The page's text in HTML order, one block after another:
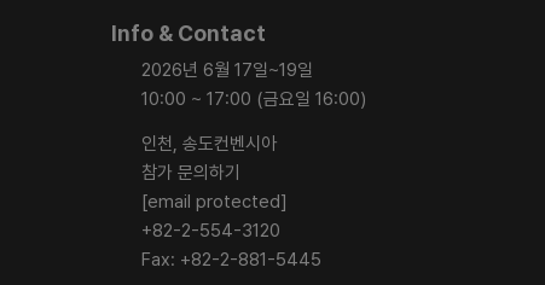
Info & Contact
2026년 6월 17일~19일
10:00 ~ 17:00 (금요일 16:00)
인천, 송도컨벤시아
참가 문의하기
[email protected]
+82-2-554-3120
Fax: +82-2-881-5445